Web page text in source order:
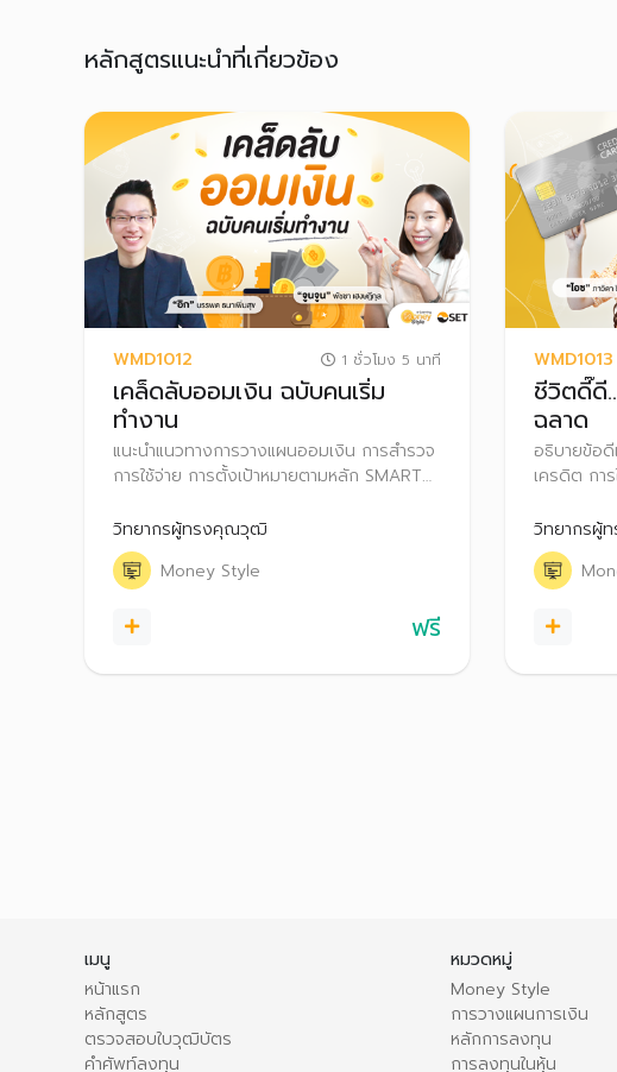
หลักสูตรแนะนำที่เกี่ยวข้อง
WMD1012 1 ชั่วโมง 5 นาที
เคล็ดลับออมเงิน ฉบับคนเริ่ม
ทำงาน
แนะนำแนวทางการวางแผนออมเงิน การสำรวจ
การใช้จ่าย การตั้งเป้าหมายตามหลัก SMART
การลงทุนประเภทต่างๆ
วิทยากรผู้ทรงคุณวุฒิ
Money Style
ฟรี
WMD1013
ชีวิตดี๊ดี
ฉลาด
อธิบายข้อดี
เครดิต กา
คนเป็นหนี้บั
บัตรเครดิ
วิทยากรผู้
เมนู
หน้าแรก
หลักสูตร
ตรวจสอบใบวุฒิบัตร
คำศัพท์ลงทุน
หมวดหมู่
Money Style
การวางแผนการเงิน
หลักการลงทุน
การลงทุนในหุ้น